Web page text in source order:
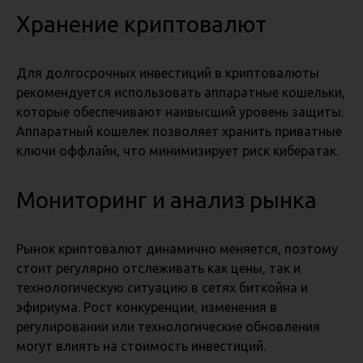
Хранение криптовалют
Для долгосрочных инвестиций в криптовалюты
рекомендуется использовать аппаратные кошельки,
которые обеспечивают наивысший уровень защиты.
Аппаратный кошелек позволяет хранить приватные
ключи оффлайн, что минимизирует риск кибератак.
Мониторинг и анализ рынка
Рынок криптовалют динамично меняется, поэтому
стоит регулярно отслеживать как цены, так и
технологическую ситуацию в сетях биткойна и
эфириума. Рост конкуренции, изменения в
регулировании или технологические обновления
могут влиять на стоимость инвестиций.